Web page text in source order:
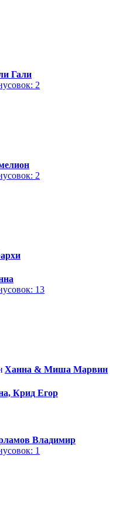
Гали
2
2
13
Ханна & Миша Марвин
Крид Егор
Владимир
1